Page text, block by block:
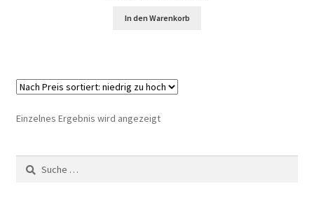
In den Warenkorb
Einzelnes Ergebnis wird angezeigt
Suche
nach: